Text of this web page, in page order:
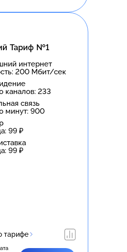
Тариф №1
интернет
200 Мбит/сек
каналов: 233
связь
минут: 900
99 ₽
99 ₽
тарифе